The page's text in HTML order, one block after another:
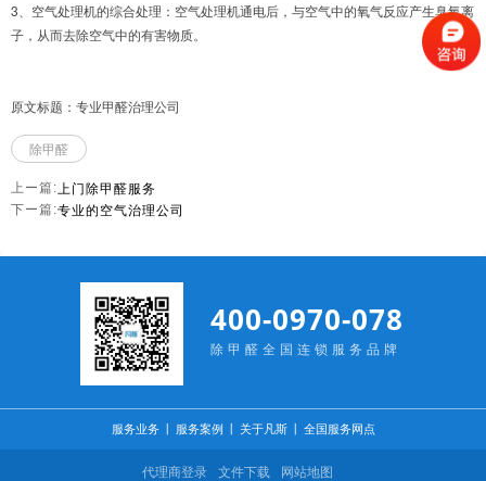
3、空气处理机的综合处理：空气处理机通电后，与空气中的氧气反应产生臭氧离
子，从而去除空气中的有害物质。
原文标题：专业甲醛治理公司
除甲醛
上ー篇: 上门除甲醛服务
下ー篇:专业的空气治理公司
400-0970-078
除甲醛全国连锁服务品牌
服务业务 丨 服务案例 丨 关于凡斯 丨 全国服务网点
代理商登录 文件下载 网站地图